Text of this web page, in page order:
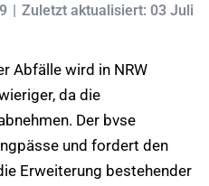
Zuletzt aktualisiert: 03 Juli
Abfälle wird in NRW
da die
Der bvse
und fordert den
Erweiterung bestehender